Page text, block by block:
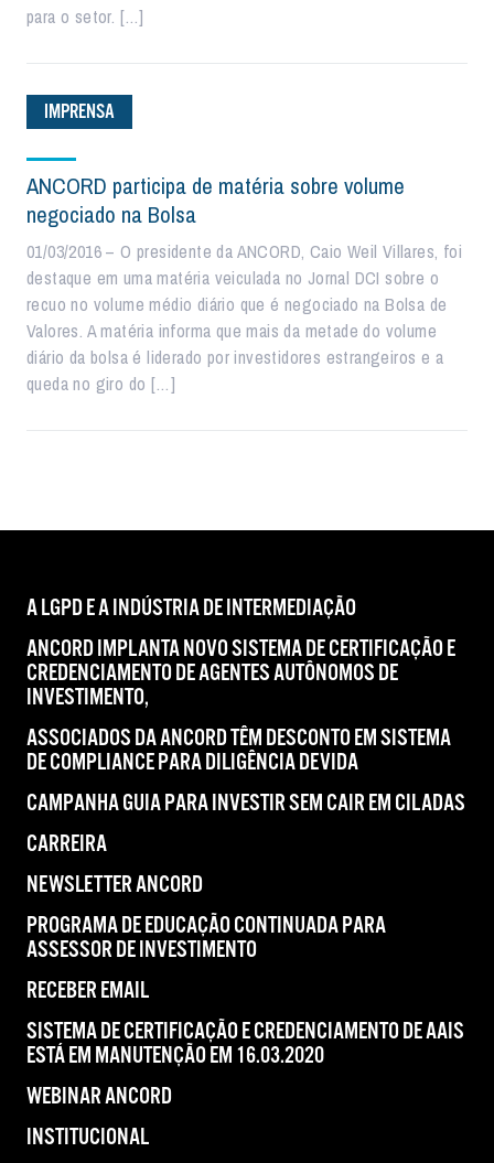
para o setor. […]
IMPRENSA
ANCORD participa de matéria sobre volume
negociado na Bolsa
01/03/2016 – O presidente da ANCORD, Caio Weil Villares, foi
destaque em uma matéria veiculada no Jornal DCI sobre o
recuo no volume médio diário que é negociado na Bolsa de
Valores. A matéria informa que mais da metade do volume
diário da bolsa é liderado por investidores estrangeiros e a
queda no giro do […]
A LGPD E A INDÚSTRIA DE INTERMEDIAÇÃO
ANCORD IMPLANTA NOVO SISTEMA DE CERTIFICAÇÃO E
CREDENCIAMENTO DE AGENTES AUTÔNOMOS DE
INVESTIMENTO,
ASSOCIADOS DA ANCORD TÊM DESCONTO EM SISTEMA
DE COMPLIANCE PARA DILIGÊNCIA DEVIDA
CAMPANHA GUIA PARA INVESTIR SEM CAIR EM CILADAS
CARREIRA
NEWSLETTER ANCORD
PROGRAMA DE EDUCAÇÃO CONTINUADA PARA
ASSESSOR DE INVESTIMENTO
RECEBER EMAIL
SISTEMA DE CERTIFICAÇÃO E CREDENCIAMENTO DE AAIS
ESTÁ EM MANUTENÇÃO EM 16.03.2020
WEBINAR ANCORD
INSTITUCIONAL